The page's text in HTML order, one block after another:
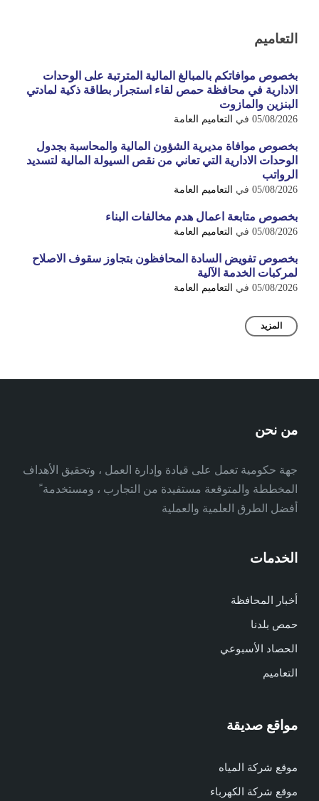
التعاميم
بخصوص موافاتكم بالمبالغ المالية المترتبة على الوحدات
الادارية في محافظة حمص لقاء استجرار بطاقة ذكية لمادتي
البنزين والمازوت
05/08/2026 في التعاميم العامة
بخصوص موافاة مديرية الشؤون المالية والمحاسبة بجدول
الوحدات الادارية التي تعاني من نقص السيولة المالية لتسديد
الرواتب
05/08/2026 في التعاميم العامة
بخصوص متابعة اعمال هدم مخالفات البناء
05/08/2026 في التعاميم العامة
بخصوص تفويض السادة المحافظون بتجاوز سقوف الاصلاح
لمركبات الخدمة الآلية
05/08/2026 في التعاميم العامة
المزيد
من نحن
جهة حكومية تعمل على قيادة وإدارة العمل ، وتحقيق الأهداف
المخططة والمتوقعة مستفيدة من التجارب ، ومستخدمة ً
أفضل الطرق العلمية والعملية
الخدمات
أخبار المحافظة
حمص بلدنا
الحصاد الأسبوعي
التعاميم
مواقع صديقة
موقع شركة المياه
موقع شركة الكهرباء